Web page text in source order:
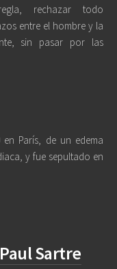
rechazar todo
entre el hombre y la
sin pasar por las
París, de un edema
y fue sepultado en
Sartre